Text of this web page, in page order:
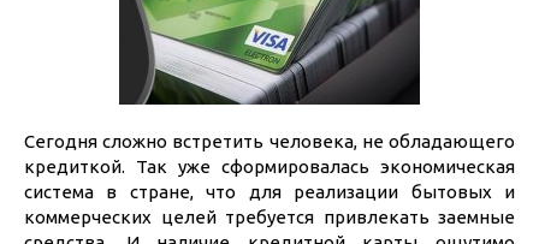
Сегодня сложно встретить человека, не обладающего
кредиткой. Так уже сформировалась экономическая
система в стране, что для реализации бытовых и
коммерческих целей требуется привлекать заемные